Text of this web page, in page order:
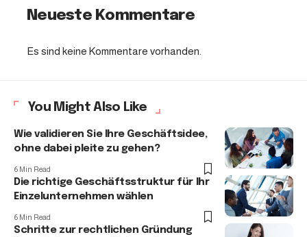
Neueste Kommentare
Es sind keine Kommentare vorhanden.
You Might Also Like
Wie validieren Sie Ihre Geschäftsidee,
ohne dabei pleite zu gehen?
6 Min Read
Die richtige Geschäftsstruktur für Ihr
Einzelunternehmen wählen
6 Min Read
Schritte zur rechtlichen Gründung